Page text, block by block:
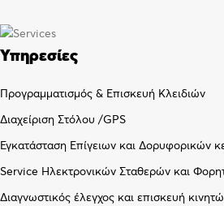
Υπηρεσίες
Προγραμματισμός & Επισκευή Κλειδιών
Διαχείριση Στόλου /GPS
Εγκατάσταση Επίγειων και Δορυφορικών
Service Ηλεκτρονικών Σταθερών και
Διαγνωστικός έλεγχος και επισκευή